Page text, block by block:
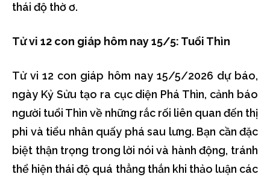
thái độ thờ ơ.
Tử vi 12 con giáp hôm nay 15/5: Tuổi Thìn
Tử vi 12 con giáp hôm nay 15/5/2026 dự báo,
ngày Kỷ Sửu tạo ra cục diện Phá Thìn, cảnh báo
người tuổi Thìn về những rắc rối liên quan đến thị
phi và tiểu nhân quấy phá sau lưng. Bạn cần đặc
biệt thận trọng trong lời nói và hành động, tránh
thể hiện thái độ quá thẳng thắn khi thảo luận các